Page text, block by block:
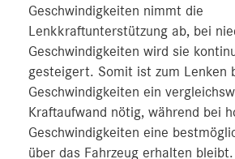
Geschwindigkeiten nimmt die
Lenkkraftunterstützung ab, bei
Geschwindigkeiten wird sie
gesteigert. Somit ist zum Lenken
Geschwindigkeiten ein
Kraftaufwand nötig, während bei
Geschwindigkeiten eine
über das Fahrzeug erhalten